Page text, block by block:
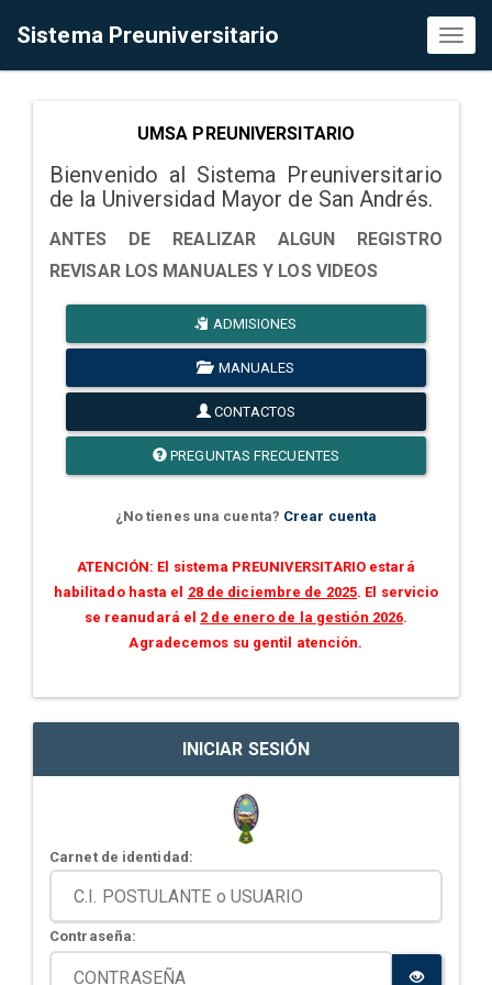
Sistema Preuniversitario
UMSA PREUNIVERSITARIO
Bienvenido al Sistema Preuniversitario
de la Universidad Mayor de San Andrés.
ANTES DE REALIZAR ALGUN REGISTRO
REVISAR LOS MANUALES Y LOS VIDEOS
ADMISIONES
MANUALES
CONTACTOS
PREGUNTAS FRECUENTES
¿No tienes una cuenta? Crear cuenta
ATENCIÓN: El sistema PREUNIVERSITARIO estará
habilitado hasta el 28 de diciembre de 2025. El servicio
se reanudará el 2 de enero de la gestión 2026.
Agradecemos su gentil atención.
INICIAR SESIÓN
Carnet de identidad:
Contraseña: